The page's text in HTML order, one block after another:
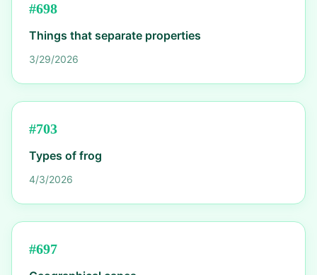
#698
Things that separate properties
3/29/2026
#703
Types of frog
4/3/2026
#697